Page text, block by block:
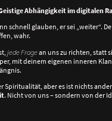
Abhängigkeit im digitalen
schnell glauben, er sei „weiter“.
wahr.
jede Fragean uns zu richten, statt
mit deinem eigenen inneren
Spiritualität, aber es ist nichts
. Nicht von uns – sondern von der